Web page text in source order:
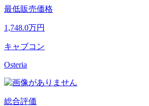
最低販売価格
1,748.0万円
キャブコン
Osteria
総合評価